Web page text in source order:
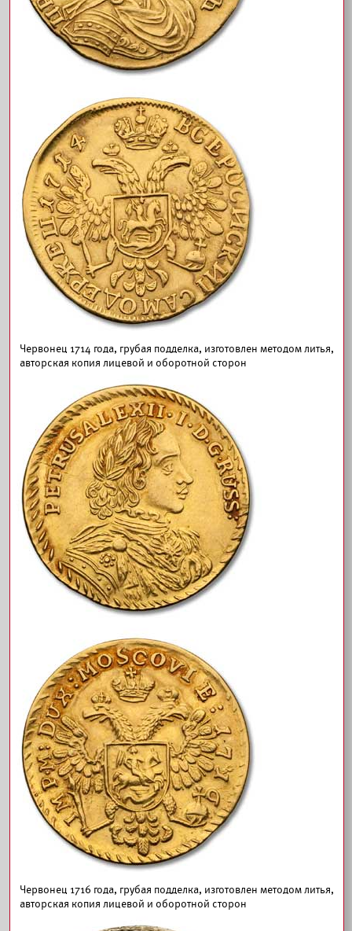
Червонец 1714 года, грубая подделка, изготовлен методом литья,
авторская копия лицевой и оборотной сторон
Червонец 1716 года, грубая подделка, изготовлен методом литья,
авторская копия лицевой и оборотной сторон